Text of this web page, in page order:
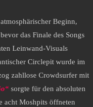
Beginn,
das Finale des Songs
Leinwand-Visuals
Circlepit wurde im
zahllose Crowdsurfer mit
sorgte für den absoluten
acht Moshpits öffneten